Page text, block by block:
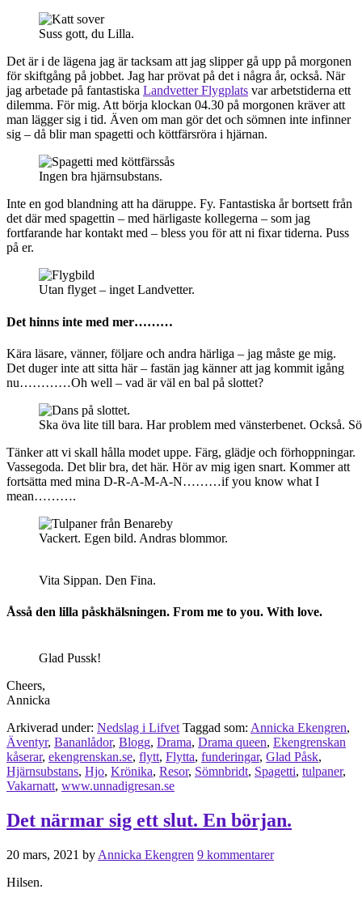
Suss gott, du Lilla.
Det är i de lägena jag är tacksam att jag slipper gå upp på morgonen
för skiftgång på jobbet. Jag har prövat på det i några år, också. När
jag arbetade på fantastiska Landvetter Flygplats var arbetstiderna ett
dilemma. För mig. Att börja klockan 04.30 på morgonen kräver att
man lägger sig i tid. Även om man gör det och sömnen inte infinner
sig – då blir man spagetti och köttfärsröra i hjärnan.
Ingen bra hjärnsubstans.
Inte en god blandning att ha däruppe. Fy. Fantastiska år bortsett från
det där med spagettin – med härligaste kollegerna – som jag
fortfarande har kontakt med – bless you för att ni fixar tiderna. Puss
på er.
Utan flyget – inget Landvetter.
Det hinns inte med mer………
Kära läsare, vänner, följare och andra härliga – jag måste ge mig.
Det duger inte att sitta här – fastän jag känner att jag kommit igång
nu…………Oh well – vad är väl en bal på slottet?
Ska öva lite till bara. Har problem med vänsterbenet. Också.
Tänker att vi skall hålla modet uppe. Färg, glädje och förhoppningar.
Vassegoda. Det blir bra, det här. Hör av mig igen snart. Kommer att
fortsätta med mina D-R-A-M-A-N………if you know what I
mean……….
Vackert. Egen bild. Andras blommor.
Vita Sippan. Den Fina.
Åsså den lilla påskhälsningen. From me to you. With love.
Glad Pussk!
Cheers,
Annicka
Arkiverad under: Nedslag i Lifvet Taggad som: Annicka Ekengren,
Äventyr, Bananlådor, Blogg, Drama, Drama queen, Ekengrenskan
kåserar, ekengrenskan.se, flytt, Flytta, funderingar, Glad Påsk,
Hjärnsubstans, Hjo, Krönika, Resor, Sömnbridt, Spagetti, tulpaner,
Vakarnatt, www.unnadigresan.se
Det närmar sig ett slut. En början.
20 mars, 2021 by Annicka Ekengren 9 kommentarer
Hilsen.